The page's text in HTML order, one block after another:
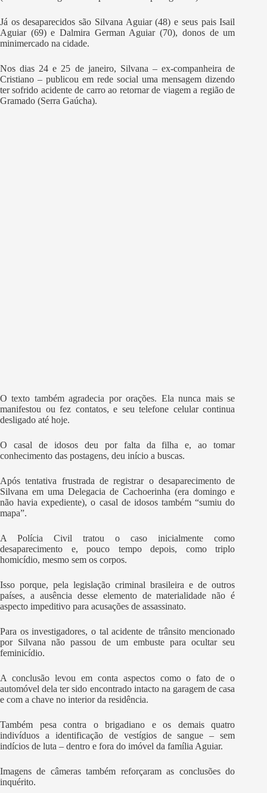
Já os desaparecidos são Silvana Aguiar (48) e seus pais Isail
Aguiar (69) e Dalmira German Aguiar (70), donos de um
minimercado na cidade.
Nos dias 24 e 25 de janeiro, Silvana – ex-companheira de
Cristiano – publicou em rede social uma mensagem dizendo
ter sofrido acidente de carro ao retornar de viagem a região de
Gramado (Serra Gaúcha).
O texto também agradecia por orações. Ela nunca mais se
manifestou ou fez contatos, e seu telefone celular continua
desligado até hoje.
O casal de idosos deu por falta da filha e, ao tomar
conhecimento das postagens, deu início a buscas.
Após tentativa frustrada de registrar o desaparecimento de
Silvana em uma Delegacia de Cachoerinha (era domingo e
não havia expediente), o casal de idosos também “sumiu do
mapa”.
A Polícia Civil tratou o caso inicialmente como
desaparecimento e, pouco tempo depois, como triplo
homicídio, mesmo sem os corpos.
Isso porque, pela legislação criminal brasileira e de outros
países, a ausência desse elemento de materialidade não é
aspecto impeditivo para acusações de assassinato.
Para os investigadores, o tal acidente de trânsito mencionado
por Silvana não passou de um embuste para ocultar seu
feminicídio.
A conclusão levou em conta aspectos como o fato de o
automóvel dela ter sido encontrado intacto na garagem de casa
e com a chave no interior da residência.
Também pesa contra o brigadiano e os demais quatro
indivíduos a identificação de vestígios de sangue – sem
indícios de luta – dentro e fora do imóvel da família Aguiar.
Imagens de câmeras também reforçaram as conclusões do
inquérito.